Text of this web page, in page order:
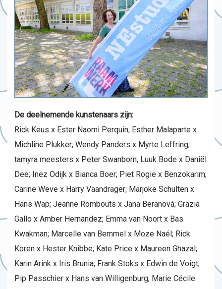
De deelnemende kunstenaars zijn:
Rick Keus x Ester Naomi Perquin; Esther Malaparte x
Michline Plukker; Wendy Panders x Myrte Leffring;
tamyra meesters x Peter Swanborn; Luuk Bode x Daniël
Dee; Inez Odijk x Bianca Boer; Piet Rogie x Benzokarim;
Carine Weve x Harry Vaandrager; Marjoke Schulten x
Hans Wap; Jeanne Rombouts x Jana Beranová; Grazia
Gallo x Amber Hernandez; Emma van Noort x Bas
Kwakman; Marcelle van Bemmel x Moze Naél; Rick
Koren x Hester Knibbe; Kate Price x Maureen Ghazal;
Karin Arink x Iris Brunia; Frank Stoks x Edwin de Voigt;
Pip Passchier x Hans van Willigenburg; Marie Cécile